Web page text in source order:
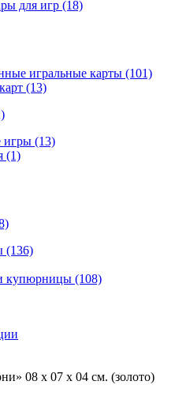
для игр (18)
игральные карты (101)
(13)
игры (13)
(1)
(136)
купюрницы (108)
08 х 07 х 04 см. (золото)